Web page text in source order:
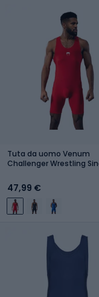
Tuta da uomo Venum
Challenger Wrestling
47,99 €